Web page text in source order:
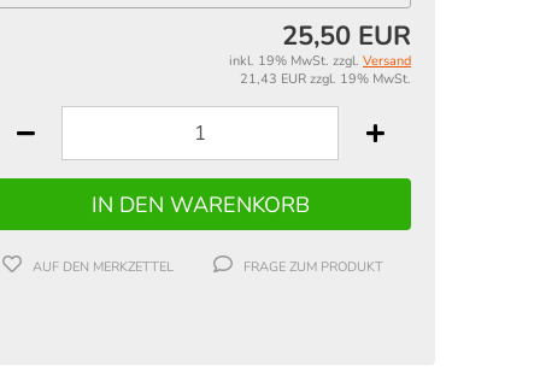
25,50 EUR
inkl. 19% MwSt. zzgl. Versand
21,43 EUR zzgl. 19% MwSt.
AUF DEN MERKZETTEL FRAGE ZUM PRODUKT